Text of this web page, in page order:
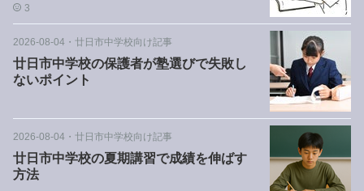
3
2026-08-04 ・ 廿日市中学校向け記事
廿日市中学校の保護者が塾選びで失敗し
ないポイント
2026-08-04 ・ 廿日市中学校向け記事
廿日市中学校の夏期講習で成績を伸ばす
方法